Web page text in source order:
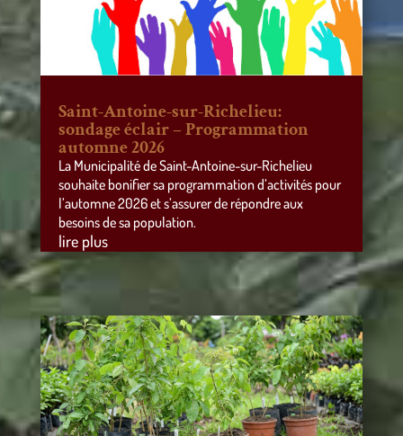
Saint-Antoine-sur-Richelieu:
sondage éclair – Programmation
automne 2026
La Municipalité de Saint-Antoine-sur-Richelieu
souhaite bonifier sa programmation d’activités pour
l’automne 2026 et s’assurer de répondre aux
besoins de sa population.
lire plus